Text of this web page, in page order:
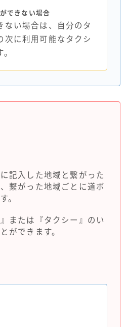
できない場合
ない場合は、自分のタ
次に利用可能なタクシ
記入した地域と繋がった
繋がった地域ごとに道ボ
。
または『タクシー』のい
ができます。